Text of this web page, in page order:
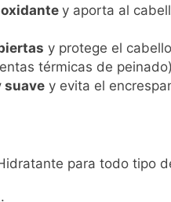
y aporta al
y protege el
térmicas de
suavey evita el
para todo tipo